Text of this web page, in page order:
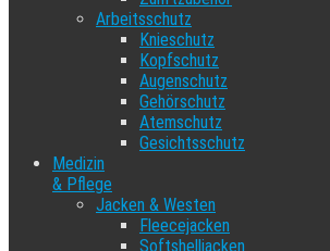
Arbeitsschutz
Knieschutz
Kopfschutz
Augenschutz
Gehörschutz
Atemschutz
Gesichtsschutz
Medizin
& Pflege
Jacken & Westen
Fleecejacken
Softshelljacken